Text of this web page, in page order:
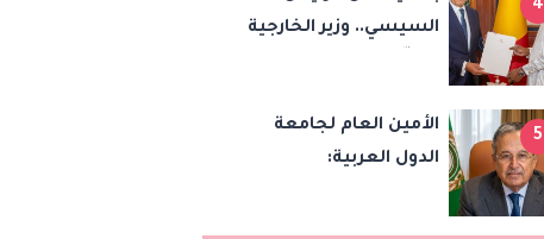
تقنيات 6G
4
السيسي.. وزير الخارجية
تعزيز الشراكة
الاستراتيجية بين
5
الأمين العام لجامعة
الدول العربية: